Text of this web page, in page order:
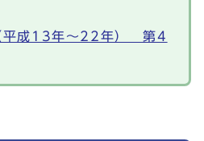
平成13年～22年） 第4